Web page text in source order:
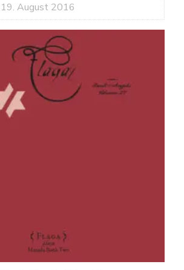
August 2016